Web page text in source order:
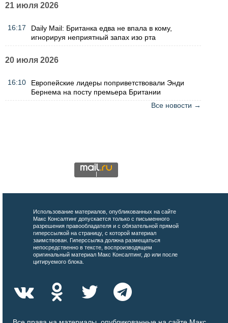
21 июля 2026
16:17
Daily Mail: Британка едва не впала в кому,
игнорируя неприятный запах изо рта
20 июля 2026
16:10
Европейские лидеры поприветствовали Энди
Бернема на посту премьера Британии
Все новости →
Использование материалов, опубликованных на сайте
Макс Консалтинг допускается только с письменного
разрешения правообладателя и с обязательной прямой
гиперссылкой на страницу, с которой материал
заимствован. Гиперссылка должна размещаться
непосредственно в тексте, воспроизводящем
оригинальный материал Макс Консалтинг, до или после
цитируемого блока.